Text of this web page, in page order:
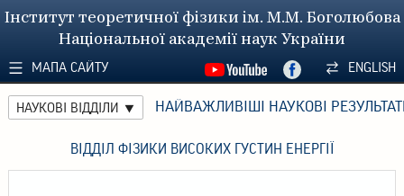
Інститут теоретичної фізики ім. М.М. Боголюбова
Національної академії наук України
МАПА САЙТУ ENGLISH
НАУКОВІ ВІДДІЛИ НАЙВАЖЛИВІШІ НАУКОВІ
ВІДДІЛ ФІЗИКИ ВИСОКИХ ГУСТИН ЕНЕРГІЇ